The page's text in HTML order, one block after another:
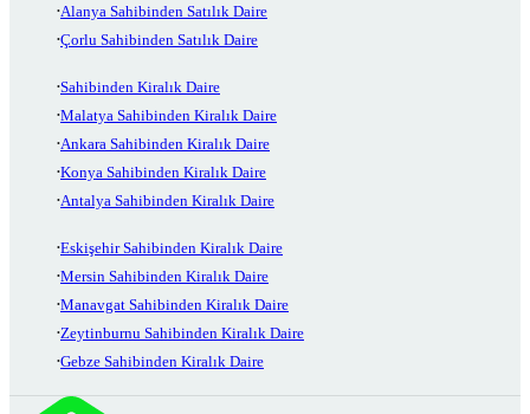
Alanya Sahibinden Satılık Daire
Çorlu Sahibinden Satılık Daire
Sahibinden Kiralık Daire
Malatya Sahibinden Kiralık Daire
Ankara Sahibinden Kiralık Daire
Konya Sahibinden Kiralık Daire
Antalya Sahibinden Kiralık Daire
Eskişehir Sahibinden Kiralık Daire
Mersin Sahibinden Kiralık Daire
Manavgat Sahibinden Kiralık Daire
Zeytinburnu Sahibinden Kiralık Daire
Gebze Sahibinden Kiralık Daire